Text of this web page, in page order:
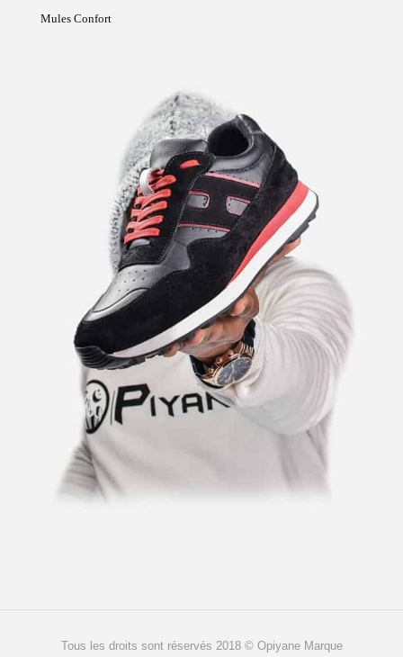
Mules Confort
Tous les droits sont réservés 2018 © Opiyane Marque